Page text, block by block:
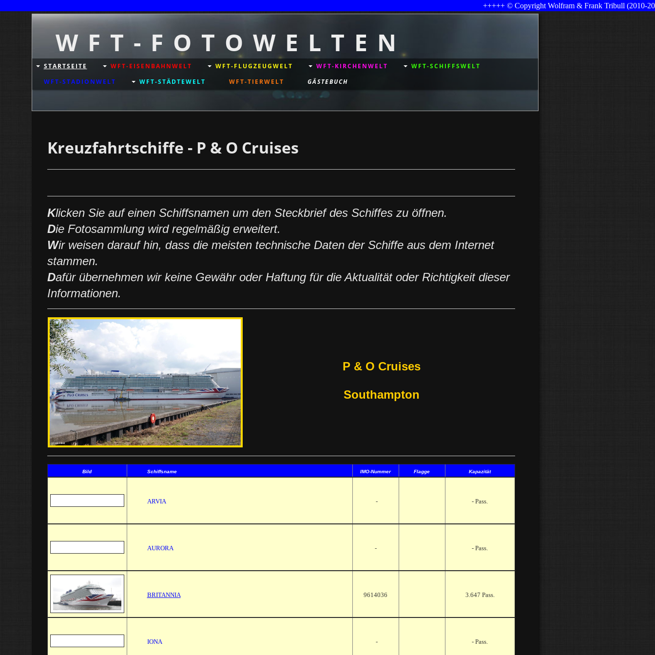
+++++ © Copyright Wolfram & Frank Tribull (2010-
W F T - F O T O W E L T E N
STARTSEITE WFT-EISENBAHNWELT WFT-FLUGZEUGWELT WFT-KIRCHENWELT
WFT-SCHIFFSWELT
WFT-STADIONWELT
WFT-STÄDTEWELT WFT-TIERWELT GÄSTEBUCH
Kreuzfahrtschiffe - P & O Cruises
Klicken Sie auf einen Schiffsnamen um den Steckbrief des Schiffes zu öffnen.
Die Fotosammlung wird regelmäßig erweitert.
Wir weisen darauf hin, dass die meisten technische Daten der Schiffe aus dem Internet
stammen.
Dafür übernehmen wir keine Gewähr oder Haftung für die Aktualität oder Richtigkeit dieser
Informationen.
P & O Cruises
Southampton
Bild Schiffsname IMO-Nummer Flagge Kapazität
ARVIA - - Pass.
AURORA - - Pass.
BRITANNIA 9614036 3.647 Pass.
IONA - - Pass.